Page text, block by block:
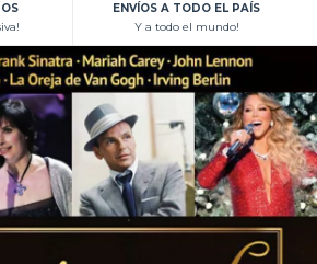
ENVÍOS A TODO EL PAÍS
Y a todo el mundo!